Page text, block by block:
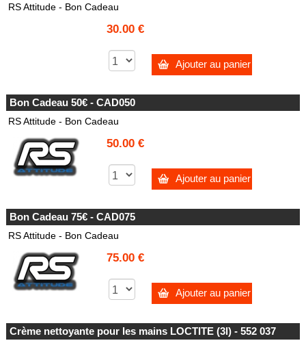
RS Attitude - Bon Cadeau
30.00 €
Ajouter au panier
Bon Cadeau 50€ - CAD050
RS Attitude - Bon Cadeau
50.00 €
Ajouter au panier
Bon Cadeau 75€ - CAD075
RS Attitude - Bon Cadeau
75.00 €
Ajouter au panier
Crème nettoyante pour les mains LOCTITE (3l) - 552 037